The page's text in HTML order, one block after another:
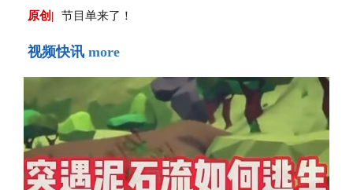
原创| 节目单来了！
视频快讯 more